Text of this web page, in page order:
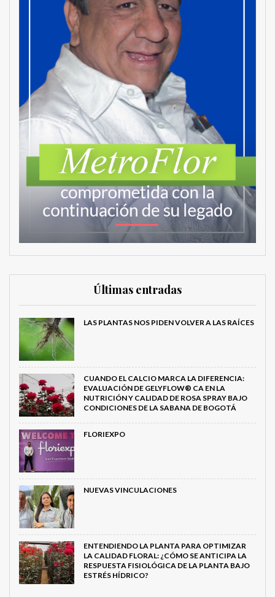
Últimas entradas
LAS PLANTAS NOS PIDEN VOLVER A LAS RAÍCES
CUANDO EL CALCIO MARCA LA DIFERENCIA:
EVALUACIÓN DE GELYFLOW® CA EN LA
NUTRICIÓN Y CALIDAD DE ROSA SPRAY BAJO
CONDICIONES DE LA SABANA DE BOGOTÁ
FLORIEXPO
NUEVAS VINCULACIONES
ENTENDIENDO LA PLANTA PARA OPTIMIZAR
LA CALIDAD FLORAL: ¿CÓMO SE ANTICIPA LA
RESPUESTA FISIOLÓGICA DE LA PLANTA BAJO
ESTRÉS HÍDRICO?